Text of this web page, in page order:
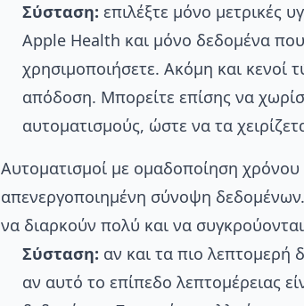
Σύσταση: επιλέξτε μόνο μετρικές
Apple Health και μόνο δεδομένα
χρησιμοποιήσετε. Ακόμη και κενοί
απόδοση. Μπορείτε επίσης να
αυτοματισμούς, ώστε να τα
Αυτοματισμοί με ομαδοποίηση
απενεργοποιημένη σύνοψη
να διαρκούν πολύ και να
Σύσταση: αν και τα πιο λεπτομερή
αν αυτό το επίπεδο λεπτομέρειας